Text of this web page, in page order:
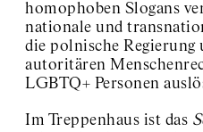
homophoben Slogans
nationale und
die polnische Regierung
autoritären
LGBTQ+ Personen
Im Treppenhaus ist das